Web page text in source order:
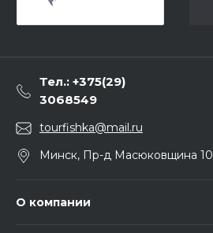
Тел.: +375(29)
3068549
tourfishka@mail.ru
Минск, Пр-д Масюковщина 10
О компании